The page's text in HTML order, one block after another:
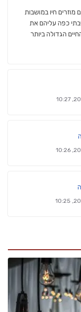
חיו במושבות
כפה עליהם את
הגדולה ביותר